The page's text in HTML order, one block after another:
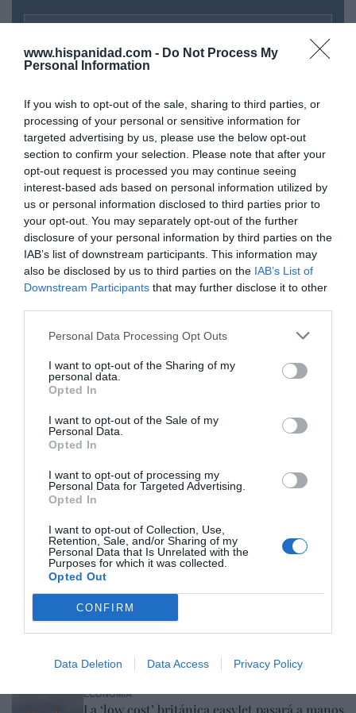
www.hispanidad.com - Do Not Process My
Personal Information
If you wish to opt-out of the sale, sharing to third parties, or
processing of your personal or sensitive information for
targeted advertising by us, please use the below opt-out
section to confirm your selection. Please note that after your
opt-out request is processed you may continue seeing
interest-based ads based on personal information utilized by
us or personal information disclosed to third parties prior to
your opt-out. You may separately opt-out of the further
disclosure of your personal information by third parties on the
IAB’s list of downstream participants. This information may
also be disclosed by us to third parties on the IAB’s List of
Downstream Participants that may further disclose it to other
Personal Data Processing Opt Outs
I want to opt-out of the Sharing of my
personal data.
Opted In
I want to opt-out of the Sale of my
Personal Data.
Opted In
I want to opt-out of processing my
Personal Data for Targeted Advertising.
Opted In
I want to opt-out of Collection, Use,
Retention, Sale, and/or Sharing of my
Personal Data that Is Unrelated with the
Purposes for which it was collected.
Opted Out
CONFIRM
Data Deletion Data Access Privacy Policy
He leído y acepto las condiciones legales
Hoy destacamos
El divorcio imposible de los Entrecanales:
deuda al alza, cotización a la baja y
reputación en entredicho
Cristina Martín 07/08/26 15:51
Indra. Hispasat se hace con un proyecto IRIS-
2 de 1.600 millones de euros
Eulogio López 07/08/26 15:07
ECONOMÍA
‘Warner Bros. Discovery’ asume ya 600
millones en gastos de su fusión con
Paramount
Cristina Martín 07/08/26 15:10
ECONOMÍA
La ‘low cost’ británica easyJet pasará a manos